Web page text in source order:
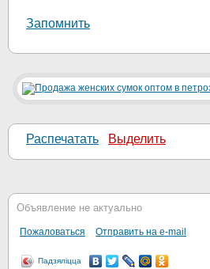
Запомнить
Распечатать Выделить
Объявление не актуально
Пожаловаться Отправить на e-mail
Падзяліцца